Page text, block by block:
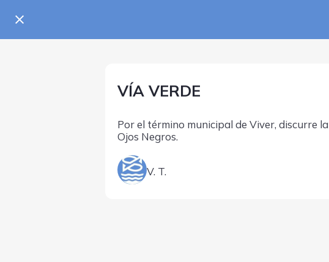
VÍA VERDE
Por el término municipal de Viver, discurre
Ojos Negros.
V. T.